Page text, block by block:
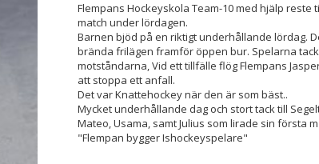
Flempans Hockeyskola Team-10 med hjälp reste
match under lördagen.
Barnen bjöd på en riktigt underhållande lördag.
brända frilägen framför öppen bur. Spelarna
motståndarna, Vid ett tillfälle flög Flempans
att stoppa ett anfall.
Det var Knattehockey när den är som bäst..
Mycket underhållande dag och stort tack till
Mateo, Usama, samt Julius som lirade sin första
"Flempan bygger Ishockeyspelare"